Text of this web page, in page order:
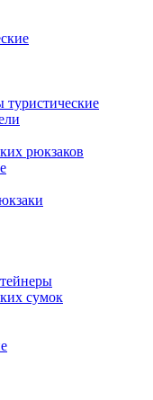
туристические
рюкзаков
сумок